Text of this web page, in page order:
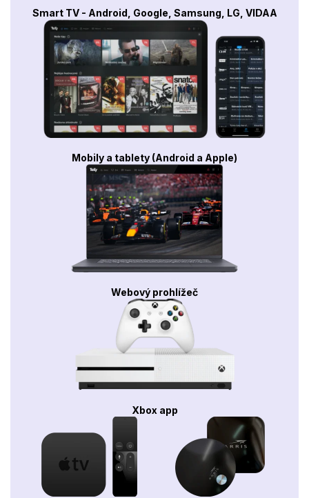
Smart TV - Android, Google, Samsung, LG, VIDAA
Mobily a tablety (Android a Apple)
Webový prohlížeč
Xbox app